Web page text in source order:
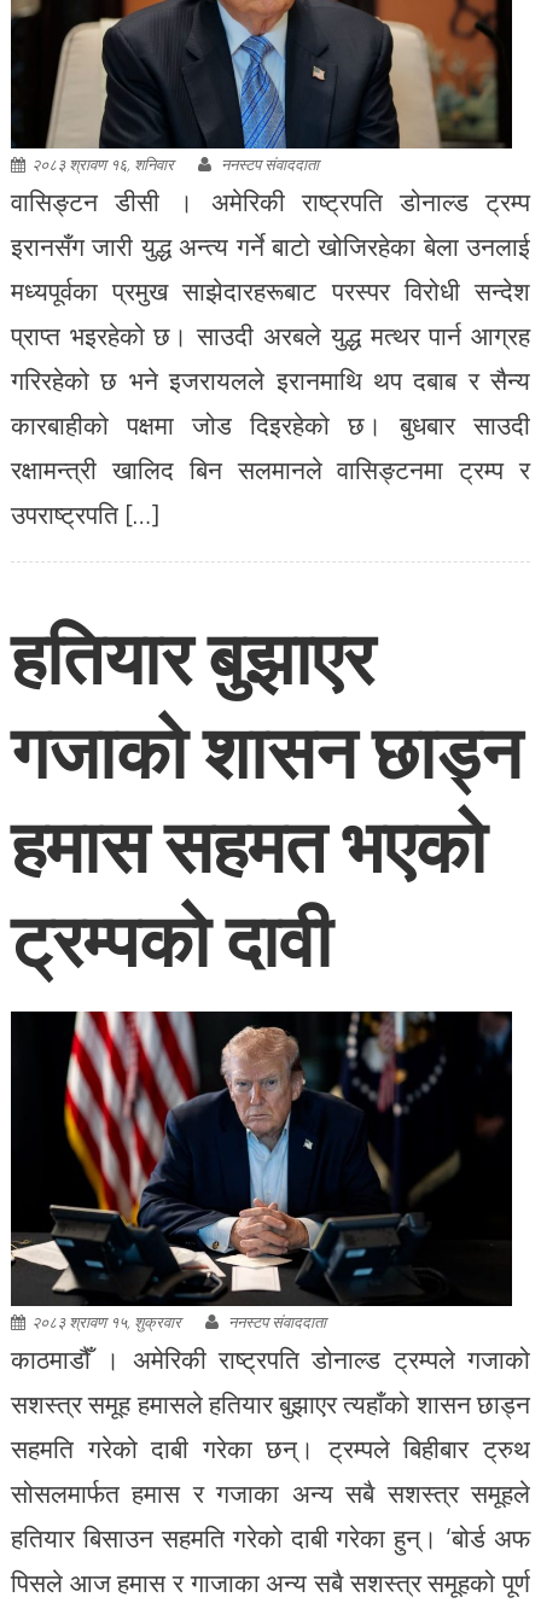
२०८३ श्रावण १६, शनिवार ननस्टप संवाददाता
वासिङ्टन डीसी । अमेरिकी राष्ट्रपति डोनाल्ड ट्रम्प
इरानसँग जारी युद्ध अन्त्य गर्ने बाटो खोजिरहेका बेला उनलाई
मध्यपूर्वका प्रमुख साझेदारहरूबाट परस्पर विरोधी सन्देश
प्राप्त भइरहेको छ। साउदी अरबले युद्ध मत्थर पार्न आग्रह
गरिरहेको छ भने इजरायलले इरानमाथि थप दबाब र सैन्य
कारबाहीको पक्षमा जोड दिइरहेको छ। बुधबार साउदी
रक्षामन्त्री खालिद बिन सलमानले वासिङ्टनमा ट्रम्प र
उपराष्ट्रपति […]
हतियार बुझाएर
गजाको शासन छाड्न
हमास सहमत भएको
ट्रम्पको दावी
२०८३ श्रावण १५, शुक्रवार ननस्टप संवाददाता
काठमाडौँ । अमेरिकी राष्ट्रपति डोनाल्ड ट्रम्पले गजाको
सशस्त्र समूह हमासले हतियार बुझाएर त्यहाँको शासन छाड्न
सहमति गरेको दाबी गरेका छन्। ट्रम्पले बिहीबार ट्रुथ
सोसलमार्फत हमास र गजाका अन्य सबै सशस्त्र समूहले
हतियार बिसाउन सहमति गरेको दाबी गरेका हुन्। ‘बोर्ड अफ
पिसले आज हमास र गाजाका अन्य सबै सशस्त्र समूहको पूर्ण